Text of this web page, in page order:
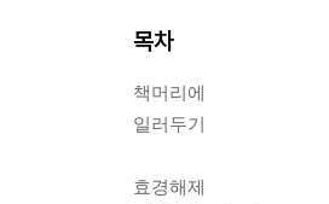
목차
책머리에
일러두기
효경해제